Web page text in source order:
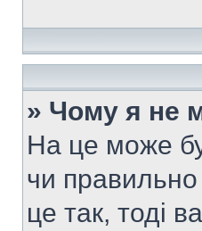
» Чому я не
На це може
чи
це так, тоді